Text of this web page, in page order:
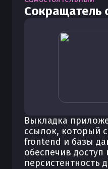
Сокращатель
Выкладка
ссылок, который
frontend и базы
обеспечив доступ
персистентность